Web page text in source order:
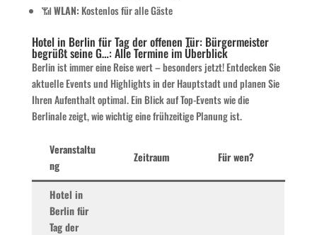
📶WLAN: Kostenlos für alle Gäste
Hotel in Berlin für Tag der offenen Tür: Bürgermeister
begrüßt seine G…: Alle Termine im Überblick
Berlin ist immer eine Reise wert – besonders jetzt! Entdecken Sie
aktuelle Events und Highlights in der Hauptstadt und planen Sie
Ihren Aufenthalt optimal. Ein Blick auf Top-Events wie die
Berlinale zeigt, wie wichtig eine frühzeitige Planung ist.
Veranstaltu
ng
Zeitraum Für wen?
Hotel in
Berlin für
Tag der